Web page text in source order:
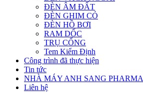
ĐÈN ÂM ĐẤT
ĐÈN GHIM CỎ
ĐÈN HỒ BƠI
RAM DỐC
TRỤ CỔNG
Tem Kiểm Định
Công trình đã thực hiện
Tin tức
NHÀ MÁY ANH SANG PHARMA
Liên hệ